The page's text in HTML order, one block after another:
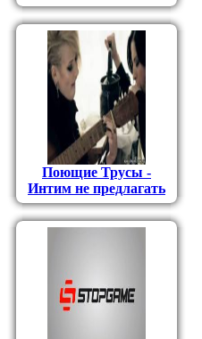
Поющие Трусы -
Интим не предлагать